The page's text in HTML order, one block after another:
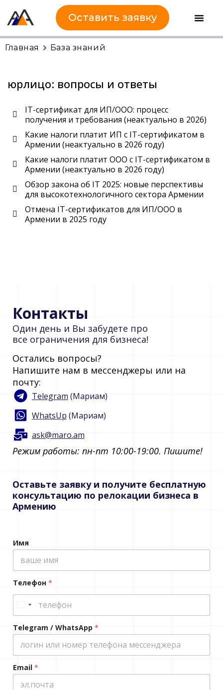
Оставить заявку
Главная База знаний
юрлицо: вопросы и ответы
IT-сертификат для ИП/ООО: процесс
получения и требования (неактуально в 2026)
Какие налоги платит ИП с IT-сертификатом в
Армении (неактуально в 2026 году)
Какие налоги платит ООО с IT-сертификатом в
Армении (неактуально в 2026 году)
Обзор закона об IT 2025: новые перспективы
для высокотехнологичного сектора Армении
Отмена IT-сертификатов для ИП/ООО в
Армении в 2025 году
Контакты
Один день и Вы забудете про
все ограничения для бизнеса!
Остались вопросы?
Напишите нам в мессенджеры или на
почту:
Telegram (Мариам)
WhatsUp (Мариам)
ask@maro.am
Режим работы: пн-пт 10:00-19:00. Пишите!​
Оставьте заявку и получите бесплатную
консультацию по релокации бизнеса в
Армению
Имя
Телефон *
Telegram / WhatsApp *
Email *